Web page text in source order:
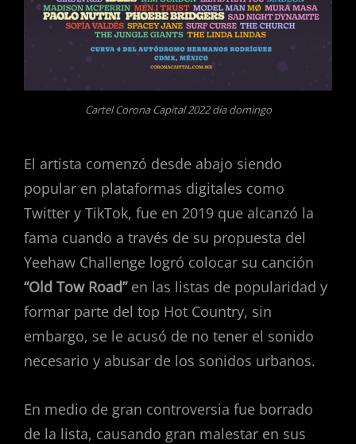
Cartel Corona Capital 2022 día domingo
El artista comenzó desde abajo siendo
popular en plataformas digitales como
Twitter y TikTok, fue en 2019 que alcanzó la
fama cuando a través de su propuesta del
Yeehaw Challenge logró colocar su canción
“Old Tow Road”en las listas de popularidad y
formar parte del top Hot Country, sin
embargo, se le acusó de no tener el sonido
necesario y abusar de los sonidos urbanos.
En medio de gran controversia fue borrado
de la lista, causando gran malestar en sus